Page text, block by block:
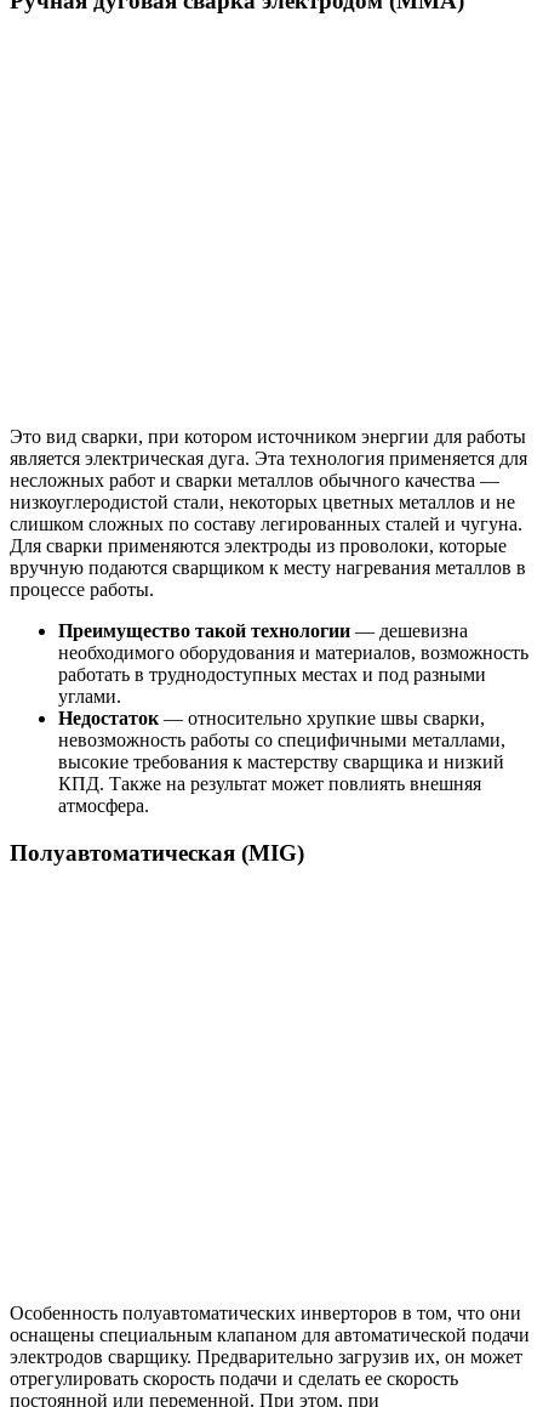
Это вид сварки, при котором источником энергии для работы
является электрическая дуга. Эта технология применяется для
несложных работ и сварки металлов обычного качества —
низкоуглеродистой стали, некоторых цветных металлов и не
слишком сложных по составу легированных сталей и чугуна.
Для сварки применяются электроды из проволоки, которые
вручную подаются сварщиком к месту нагревания металлов в
процессе работы.
Преимущество такой технологии — дешевизна
необходимого оборудования и материалов, возможность
работать в труднодоступных местах и под разными
углами.
Недостаток — относительно хрупкие швы сварки,
невозможность работы со специфичными металлами,
высокие требования к мастерству сварщика и низкий
КПД. Также на результат может повлиять внешняя
атмосфера.
Полуавтоматическая (MIG)
Особенность полуавтоматических инверторов в том, что они
оснащены специальным клапаном для автоматической подачи
электродов сварщику. Предварительно загрузив их, он может
отрегулировать скорость подачи и сделать ее скорость
постоянной или переменной. При этом, при